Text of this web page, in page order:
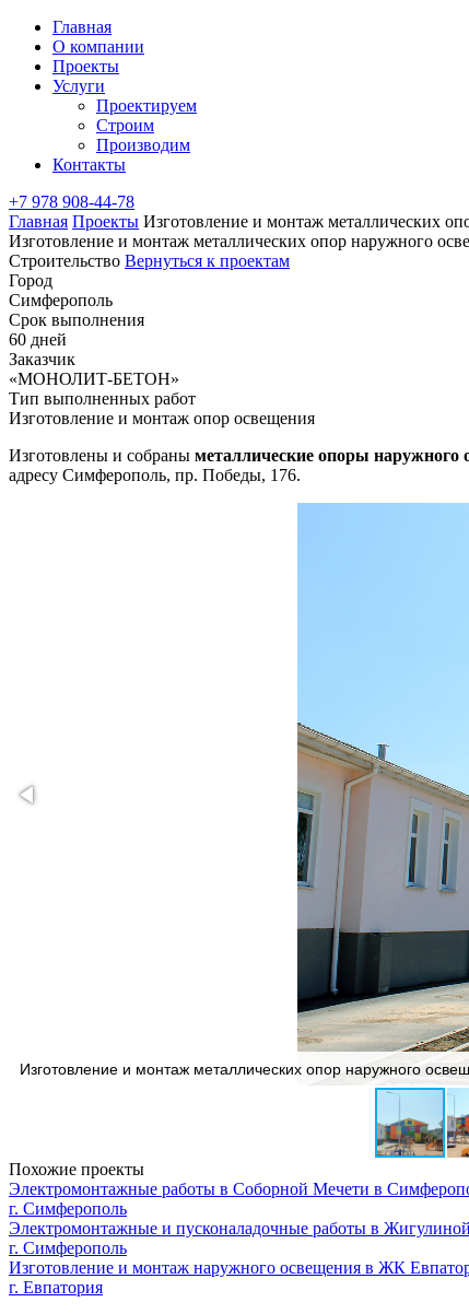
Главная
О компании
Проекты
Услуги
Проектируем
Строим
Производим
Контакты
+7 978 908-44-78
Главная Проекты Изготовление и монтаж металлических
Изготовление и монтаж металлических опор наружного
Строительство Вернуться к проектам
Город
Симферополь
Срок выполнения
60 дней
Заказчик
«МОНОЛИТ-БЕТОН»
Тип выполненных работ
Изготовление и монтаж опор освещения
Изготовлены и собраны металлические опоры наружного
адресу Симферополь, пр. Победы, 176.
Изготовление и монтаж металлических опор наружного
Похожие проекты
Электромонтажные работы в Соборной Мечети в
г. Симферополь
Электромонтажные и пусконаладочные работы в
г. Симферополь
Изготовление и монтаж наружного освещения в ЖК
г. Евпатория